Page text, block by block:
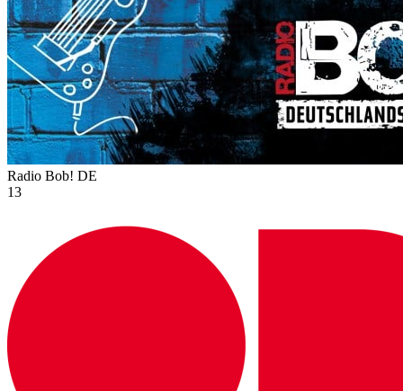
Radio Bob! DE
13